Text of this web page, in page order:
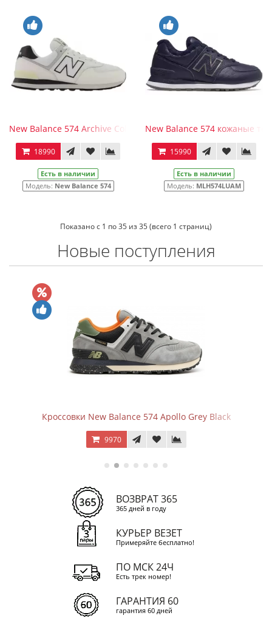
New Balance 574 Archive Colors кожаные молочно-бежевые
18990
Есть в наличии
Модель: New Balance 574
New Balance 574 кожаные
15990
Есть в наличии
Модель: MLH574LUAM
Показано с 1 по 35 из 35 (всего 1 страниц)
Новые поступления
Кроссовки New Balance 574 Mushroom Sea
9970
ВОЗВРАТ 365
365 дней в году
КУРЬЕР ВЕЗЕТ
Примеряйте бесплатно!
ПО МСК 24Ч
Есть трек номер!
ГАРАНТИЯ 60
гарантия 60 дней